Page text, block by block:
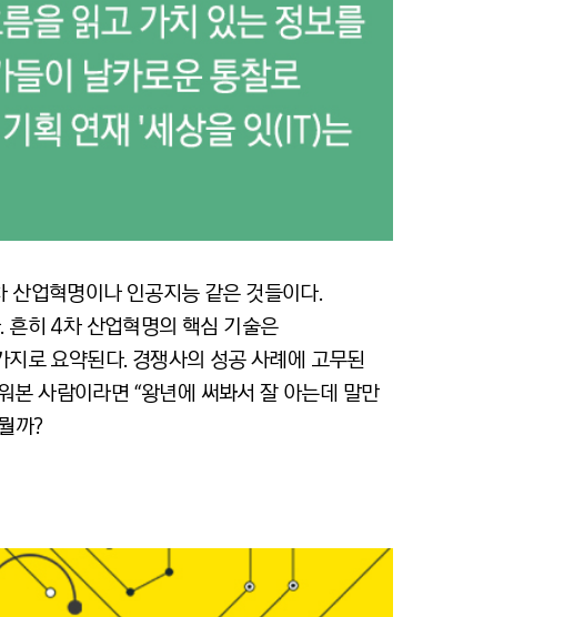
산업혁명이나 인공지능 같은 것들이다.
흔히 4차 산업혁명의 핵심 기술은
로 요약된다. 경쟁사의 성공 사례에 고무된
본 사람이라면 “왕년에 써봐서 잘 아는데 말만
까?